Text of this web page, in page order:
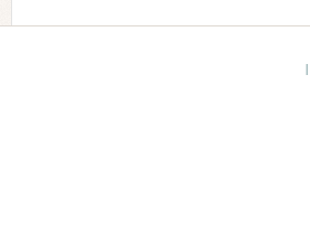
|